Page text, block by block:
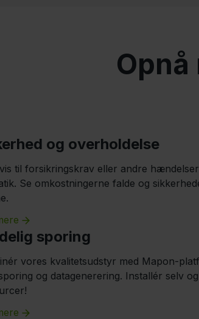
og overholdelse
til forsikringskrav eller andre
Se omkostningerne falde og
sporing
vores kvalitetsudstyr med Mapon-
og datagenerering. Installér selv